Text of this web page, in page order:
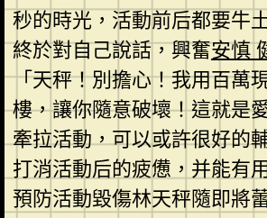
秒的時光，活動前后都要牛
終於對自己說話，興奮安慎
「天秤！別擔心！我用百萬
樓，讓你隨意破壞！這就是
牽拉活動，可以或許很好的
打消活動后的疲憊，并能有
預防活動毀傷林天秤隨即將